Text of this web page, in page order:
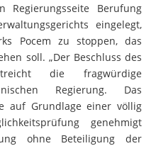
Berufung
eingelegt,
Pocem zu stoppen, das
soll. „Der Beschluss des
die fragwürdige
Regierung. Das
auf Grundlage einer völlig
genehmigt
ohne Beteiligung der